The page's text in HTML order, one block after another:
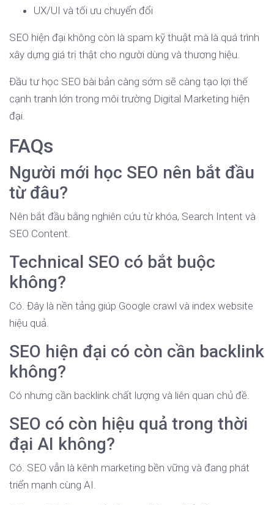
UX/UI và tối ưu chuyển đổi
SEO hiện đại không còn là spam kỹ thuật mà là quá trình
xây dựng giá trị thật cho người dùng và thương hiệu.
Đầu tư học SEO bài bản càng sớm sẽ càng tạo lợi thế
cạnh tranh lớn trong môi trường Digital Marketing hiện
đại.
FAQs
Người mới học SEO nên bắt đầu
từ đâu?
Nên bắt đầu bằng nghiên cứu từ khóa, Search Intent và
SEO Content.
Technical SEO có bắt buộc
không?
Có. Đây là nền tảng giúp Google crawl và index website
hiệu quả.
SEO hiện đại có còn cần backlink
không?
Có nhưng cần backlink chất lượng và liên quan chủ đề.
SEO có còn hiệu quả trong thời
đại AI không?
Có. SEO vẫn là kênh marketing bền vững và đang phát
triển mạnh cùng AI.